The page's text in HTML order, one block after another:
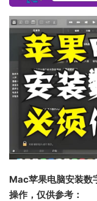
Mac苹果电脑安装数
操作，仅供参考：